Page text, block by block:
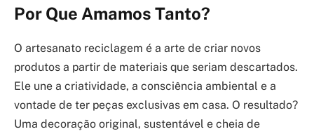
Por Que Amamos Tanto?
O artesanato reciclagem é a arte de criar novos
produtos a partir de materiais que seriam descartados.
Ele une a criatividade, a consciência ambiental e a
vontade de ter peças exclusivas em casa. O resultado?
Uma decoração original, sustentável e cheia de